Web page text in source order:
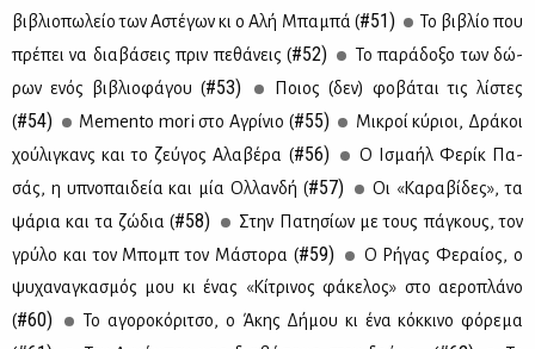
βι­βλιο­πω­λείο των Αστέ­γων κι ο Αλή Μπα­μπά (#51)
Το βι­βλίο που
πρέ­πει να δια­βά­σεις πριν πε­θά­νεις (#52)
Το πα­ρά­δο­ξο των δώ­
ρων ενός βι­βλιο­φά­γου (#53)
Ποιος (δεν) φο­βά­ται τις λί­στες
(#54) Memento mori στο Αγρί­νιο (#55)
Μι­κροί κύ­ριοι, Δρά­κοι
χού­λι­γκανς και το ζεύ­γος Αλα­βέ­ρα (#56)
Ο Ισμα­ήλ Φε­ρίκ Πα­
σάς, η υπνο­παι­δεία και μία Ολ­λαν­δή (#57)
Οι «Κα­ρα­βί­δες», τα
ψά­ρια και τα ζώ­δια (#58)
Στην Πα­τη­σί­ων με τους πά­γκους, τον
γρύ­λο και τον Μπομπ τον Μά­στο­ρα (#59)
Ο Ρή­γας Φε­ραί­ος, ο
ψυ­χα­να­γκα­σμός μου κι ένας «Κί­τρι­νος φά­κε­λος» στο αε­ρο­πλά­νο
(#60)
Το αγο­ρο­κό­ρι­τσο, ο Άκης Δή­μου κι ένα κόκ­κι­νο φό­ρε­μα